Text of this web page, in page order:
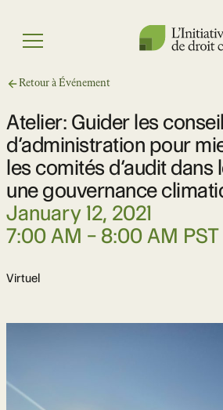
content
Menu
Retour à Événement
Atelier: Guider les
d’administration pour
les comités d’audit
une gouvernance
Date
January 12, 2021
Time
7:00 AM – 8:00 AM PST
Virtuel